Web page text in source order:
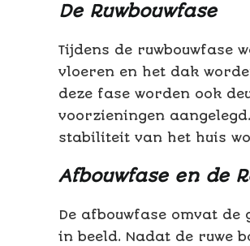
De Ruwbouwfase
Tijdens de ruwbouwfase
vloeren en het dak
deze fase worden ook
voorzieningen
stabiliteit van het huis
Afbouwfase en de
De afbouwfase omvat
in beeld. Nadat de ruwe